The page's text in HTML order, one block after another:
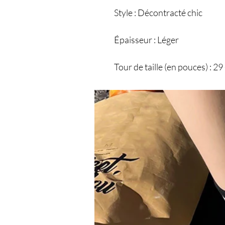
Style : Décontracté chic
Épaisseur : Léger
Tour de taille (en pouces) : 29
Tour de taille : MOYEN